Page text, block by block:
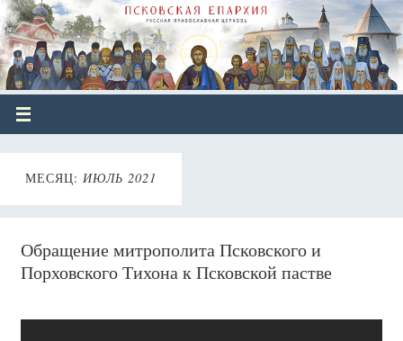
МЕСЯЦ: ИЮЛЬ 2021
Обращение митрополита Псковского и
Порховского Тихона к Псковской пастве